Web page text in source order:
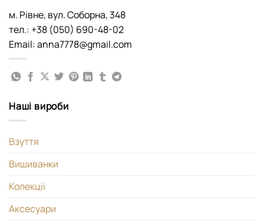
м. Рівне, вул. Соборна, 348
тел.: +38 (050) 690-48-02
Email: anna7778@gmail.com
Наші вироби
Взуття
Вишиванки
Колекціі
Аксесуари